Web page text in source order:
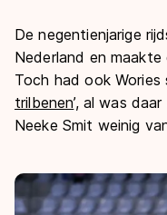
De negentienjarige
Nederland en
Toch had ook Wories
trilbenen’, al was
Neeke Smit weinig